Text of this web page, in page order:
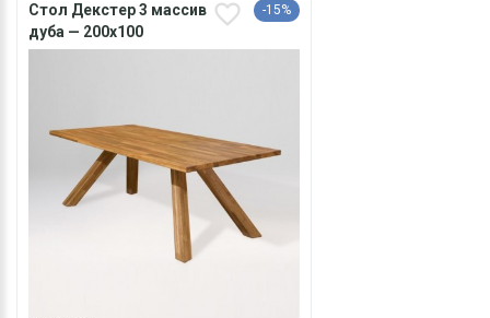
Cтол Декстер 3 массив
дуба — 200х100
-15%